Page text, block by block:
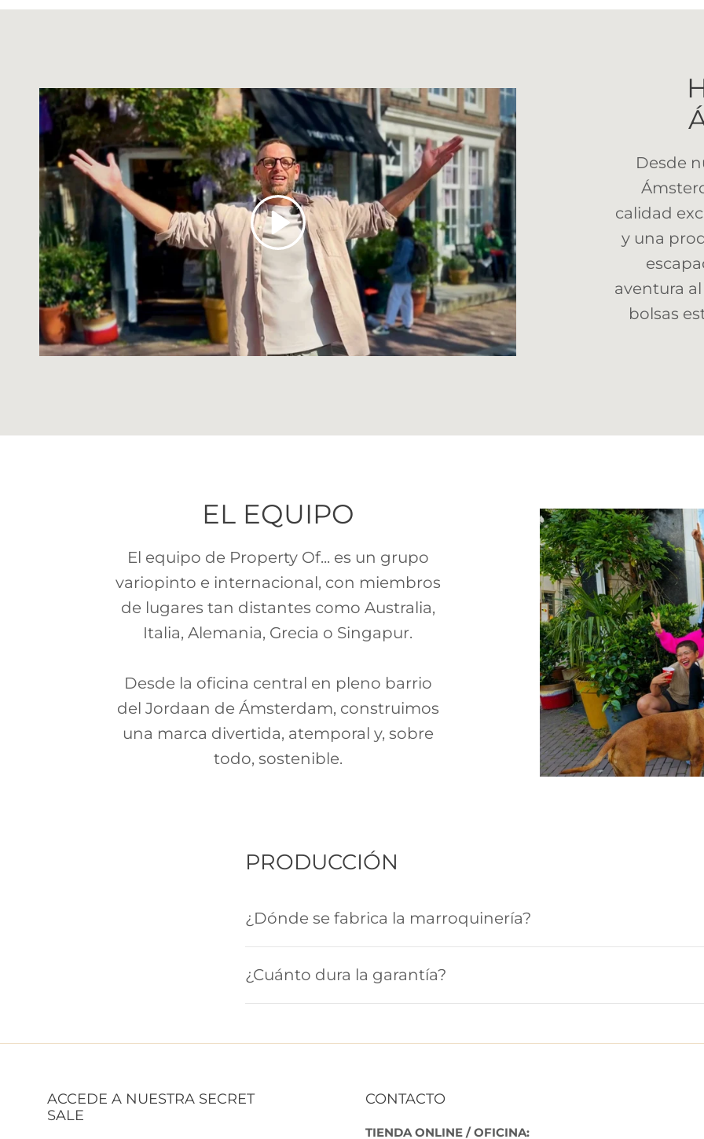
Reproducir
Desde
calidad
y una
aventura
bolsas
EL EQUIPO
El equipo de Property Of... es un grupo
variopinto e internacional, con miembros
de lugares tan distantes como Australia,
Italia, Alemania, Grecia o Singapur.
Desde la oficina central en pleno barrio
del Jordaan de Ámsterdam, construimos
una marca divertida, atemporal y, sobre
todo, sostenible.
PRODUCCIÓN
¿Dónde se fabrica la marroquinería?
¿Cuánto dura la garantía?
ACCEDE A NUESTRA SECRET
SALE
CONTACTO
TIENDA ONLINE / OFICINA: